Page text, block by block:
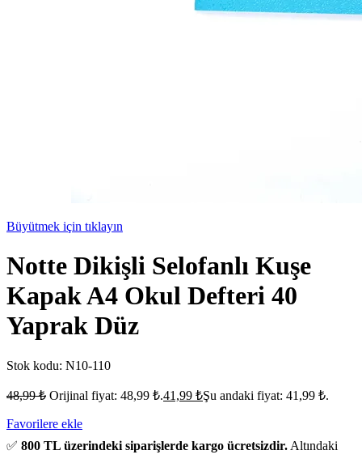
Büyütmek için tıklayın
Notte Dikişli Selofanlı Kuşe
Kapak A4 Okul Defteri 40
Yaprak Düz
Stok kodu: N10-110
48,99₺ Orijinal fiyat: 48,99 ₺.41,99 ₺Şu andaki fiyat: 41,99 ₺.
Favorilere ekle
✅ 800 TL üzerindeki siparişlerde kargo ücretsizdir. Altındaki